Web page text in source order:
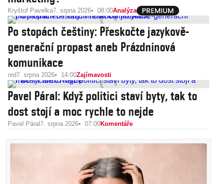
Kryštof Pavelka7. srpna 2026 08:00Analýza
Po stopách češtiny: Přeskočte jazykově-
generační propast aneb Prázdninová
komunikace
nrd7. srpna 2026 14:00Zajímavosti
Pavel Páral: Když politici staví byty, tak to
dost stojí a moc rychle to nejde
Pavel Páral 7. srpna 2026 07:00Komentáře